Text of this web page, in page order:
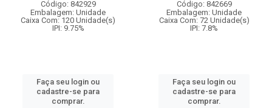
Código: 842929
Embalagem: Unidade
Caixa Com: 120 Unidade(s)
IPI: 9.75%
Faça seu login ou
cadastre-se para
comprar.
Código: 842669
Embalagem: Unidade
Caixa Com: 72 Unidade(s)
IPI: 7.8%
Faça seu login ou
cadastre-se para
comprar.